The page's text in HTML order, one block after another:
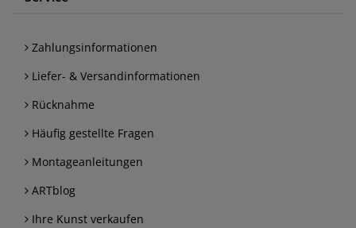
Zahlungsinformationen
Liefer- & Versandinformationen
Rücknahme
Häufig gestellte Fragen
Montageanleitungen
ARTblog
Ihre Kunst verkaufen